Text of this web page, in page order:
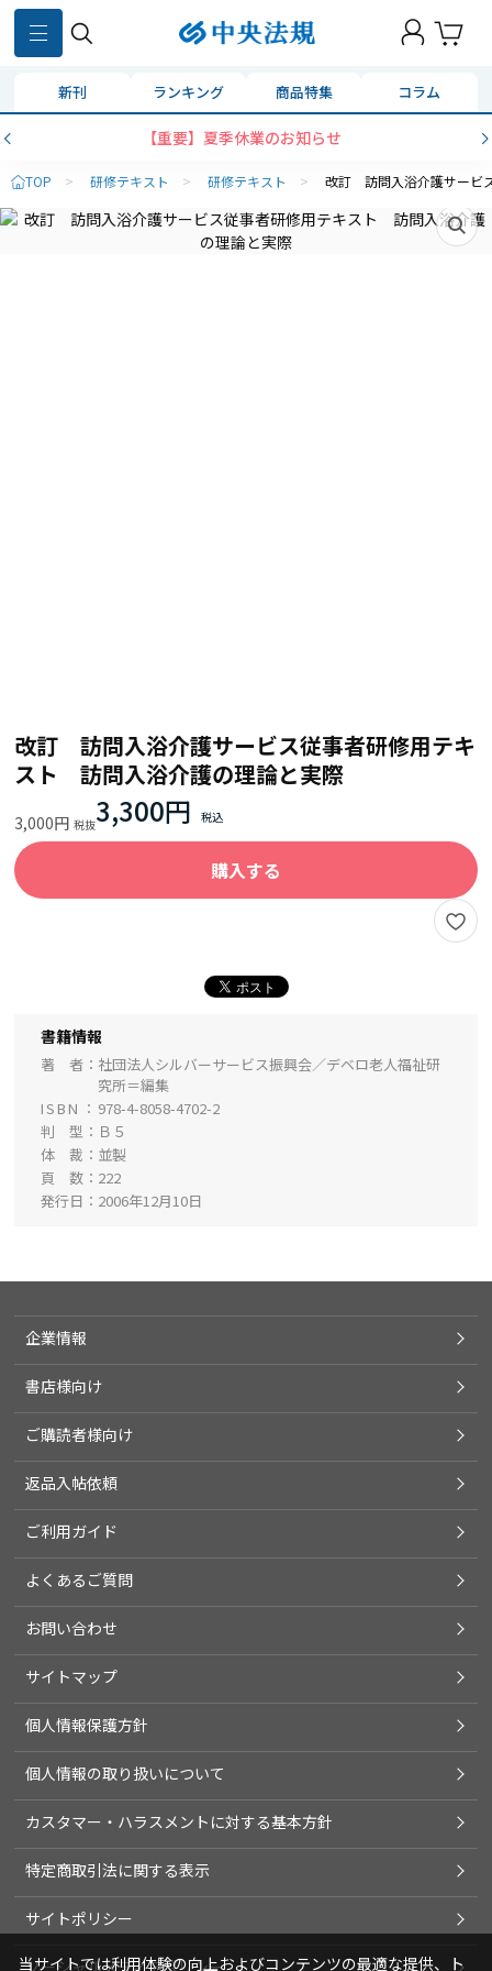
新刊 ランキング 商品特集 コラム
【重要】夏季休業のお知らせ
TOP > 研修テキスト > 研修テキスト > 改訂 訪問入浴介護サービ
改訂 訪問入浴介護サービス従事者研修用テキ
スト 訪問入浴介護の理論と実際
3,000円 3,300円
購入する
書籍情報
著 者
社団法人シルバーサービス振興会／デベロ老人福祉研
究所＝編集
ISBN
978-4-8058-4702-2
判 型
Ｂ５
体 裁
並製
頁 数
222
発行日
2006年12月10日
企業情報
書店様向け
ご購読者様向け
返品入帖依頼
ご利用ガイド
よくあるご質問
お問い合わせ
サイトマップ
個人情報保護方針
個人情報の取り扱いについて
カスタマー・ハラスメントに対する基本方針
特定商取引法に関する表示
サイトポリシー
ソーシャルメディアポリシー
当サイトでは利用体験の向上およびコンテンツの最適な提供、ト